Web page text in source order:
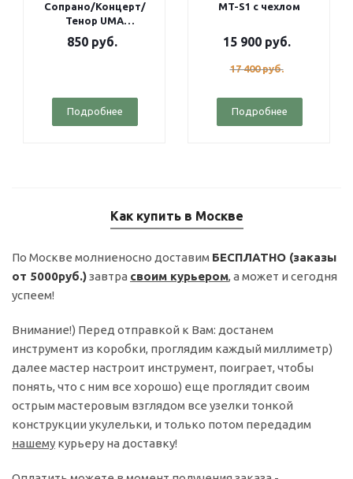
Сопрано/Концерт/
Тенор UMA
Fluorocarbon Factory
pack
850руб.
Подробнее
MT-S1 с чехлом
15 900руб.
17 400руб.
Подробнее
Как купить в Москве
По Москве молниеносно доставим БЕСПЛАТНО (заказы
от 5000руб.)завтра своим курьером, а может и сегодня
успеем!
Внимание!) Перед отправкой к Вам: достанем
инструмент из коробки, проглядим каждый миллиметр)
далее мастер настроит инструмент, поиграет, чтобы
понять, что с ним все хорошо) еще проглядит своим
острым мастеровым взглядом все узелки тонкой
конструкции укулельки, и только потом передадим
нашему курьеру на доставку!